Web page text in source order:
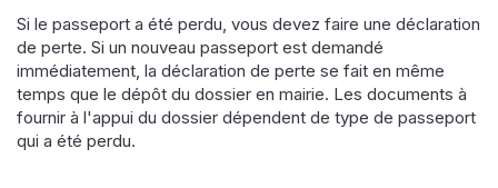
Si le passeport a été perdu, vous devez faire une déclaration
de perte. Si un nouveau passeport est demandé
immédiatement, la déclaration de perte se fait en même
temps que le dépôt du dossier en mairie. Les documents à
fournir à l'appui du dossier dépendent de type de passeport
qui a été perdu.